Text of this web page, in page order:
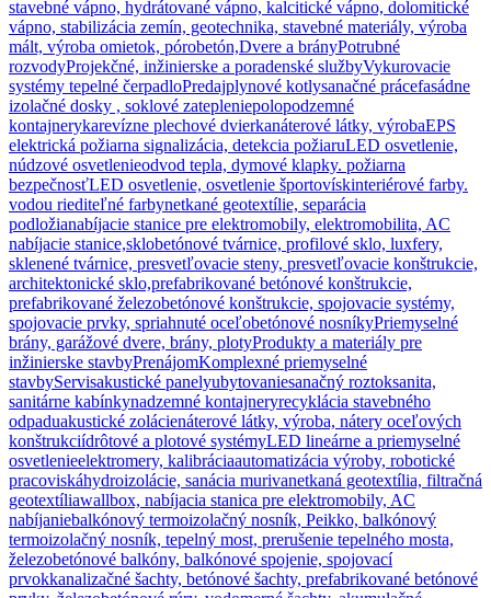
stavebné vápno, hydrátované vápno, kalcitické vápno, dolomitické
vápno, stabilizácia zemín, geotechnika, stavebné materiály, výroba
mált, výroba omietok, pórobetón,Dvere a brányPotrubné
rozvodyProjekčné, inžinierske a poradenské službyVykurovacie
systémy tepelné čerpadloPredajplynové kotlysanačné prácefasádne
izolačné dosky , soklové zatepleniepolopodzemné
kontajnerykarevízne plechové dvierkanáterové látky, výrobaEPS
elektrická požiarna signalizácia, detekcia požiaruLED osvetlenie,
núdzové osvetlenieodvod tepla, dymové klapky. požiarna
bezpečnosťLED osvetlenie, osvetlenie športovískinteriérové farby.
vodou riediteľné farbynetkané geotextílie, separácia
podložianabíjacie stanice pre elektromobily, elektromobilita, AC
nabíjacie stanice,sklobetónové tvárnice, profilové sklo, luxfery,
sklenené tvárnice, presvetľovacie steny, presvetľovacie konštrukcie,
architektonické sklo,prefabrikované betónové konštrukcie,
prefabrikované železobetónové konštrukcie, spojovacie systémy,
spojovacie prvky, spriahnuté oceľobetónové nosníkyPriemyselné
brány, garážové dvere, brány, plotyProdukty a materiály pre
inžinierske stavbyPrenájomKomplexné priemyselné
stavbyServisakustické panelyubytovaniesanačný roztoksanita,
sanitárne kabínkynadzemné kontajneryrecyklácia stavebného
odpaduakustické zolácienáterové látky, výroba, nátery oceľových
konštrukciídrôtové a plotové systémyLED lineárne a priemyselné
osvetlenieelektromery, kalibráciaautomatizácia výroby, robotické
pracoviskáhydroizolácie, sanácia murivanetkaná geotextília, filtračná
geotextíliawallbox, nabíjacia stanica pre elektromobily, AC
nabíjaniebalkónový termoizolačný nosník, Peikko, balkónový
termoizolačný nosník, tepelný most, prerušenie tepelného mosta,
železobetónové balkóny, balkónové spojenie, spojovací
prvokkanalizačné šachty, betónové šachty, prefabrikované betónové